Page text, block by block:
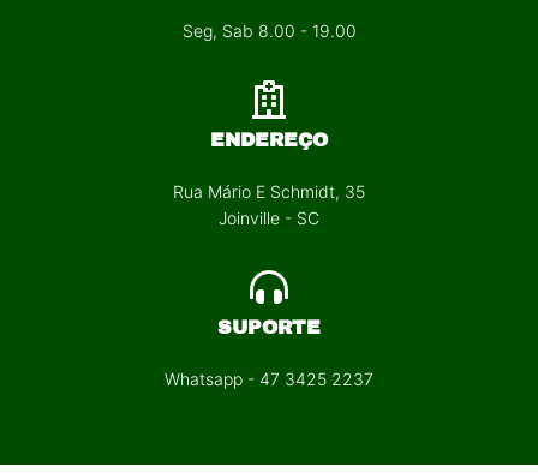
Seg, Sab 8.00 - 19.00
ENDEREÇO
Rua Mário E Schmidt, 35
Joinville - SC
SUPORTE
Whatsapp - 47 3425 2237